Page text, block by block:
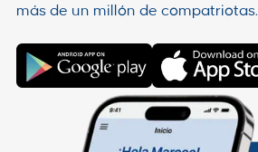
más de un millón de compatriotas.